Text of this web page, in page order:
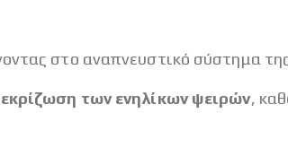
στο αναπνευστικό σύστημα
των ενηλίκων ψειρών,